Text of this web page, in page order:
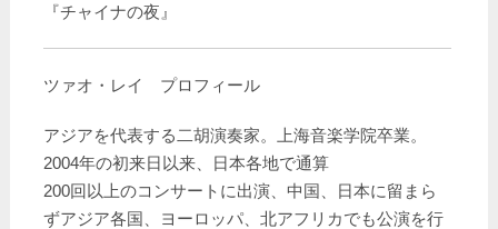
『チャイナの夜』
ツァオ・レイ プロフィール
アジアを代表する二胡演奏家。上海音楽学院卒業。
2004年の初来日以来、日本各地で通算
200回以上のコンサートに出演、中国、日本に留まら
ずアジア各国、ヨーロッパ、北アフリカでも公演を行